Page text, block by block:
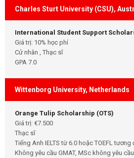
Charles Sturt University (CSU),
International Student Support
Giá trị: 10% học phí
Cử nhân , Thạc sĩ
GPA 7.0
Wittenborg University, Netherlands
Orange Tulip Scholarship (OTS)
Giá trị: €7.500
Thạc sĩ
Tiếng Anh IELTS từ 6.0 hoặc TOEFL tương
Không yêu cầu GMAT, MSc không yêu